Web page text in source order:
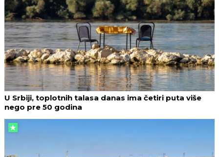
U Srbiji, toplotnih talasa danas ima četiri puta više
nego pre 50 godina